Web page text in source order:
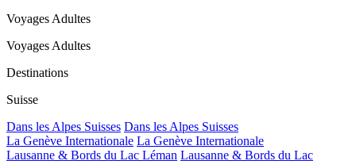
Voyages Adultes
Voyages Adultes
Destinations
Suisse
Dans les Alpes Suisses Dans les Alpes Suisses
La Genève Internationale La Genève Internationale
Lausanne & Bords du Lac Léman Lausanne & Bords du Lac